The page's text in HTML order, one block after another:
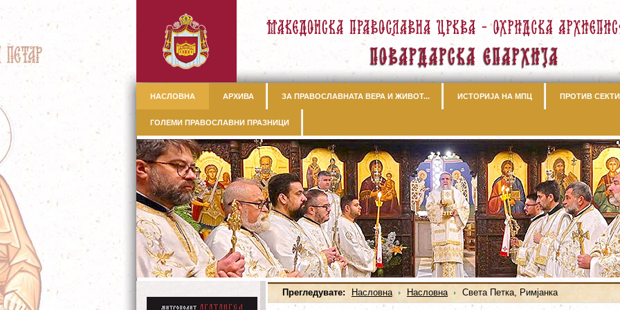
НАСЛОВНА АРХИВА ЗА ПРАВОСЛАВНАТА ВЕРА И ЖИВОТ... ИСТОРИЈА НА МПЦ ПРОТИВ
ГОЛЕМИ ПРАВОСЛАВНИ ПРАЗНИЦИ
Прегледувате: Насловна Насловна Света Петка, Римјанка